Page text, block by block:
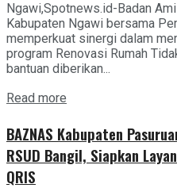
Ngawi,Spotnews.id-Badan
Kabupaten Ngawi bersama
memperkuat sinergi dalam
program Renovasi Rumah
bantuan diberikan...
Read more
BAZNAS Kabupaten
RSUD Bangil, Siapkan
QRIS